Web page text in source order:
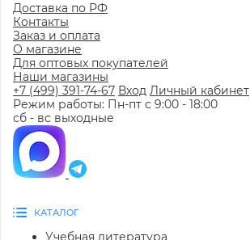
Доставка по РФ
Контакты
Заказ и оплата
О магазине
Для оптовых покупателей
Наши магазины
+7 (499) 391-74-67 Вход Личный кабинет
Режим работы: Пн-пт с 9:00 - 18:00
сб - вс выходные
КАТАЛОГ
Учебная литература